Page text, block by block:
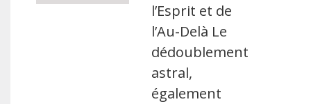
l’Esprit et de
l’Au-Delà Le
dédoublement
astral,
également